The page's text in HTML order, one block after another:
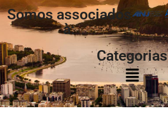
Somos associados
à:
Categorias